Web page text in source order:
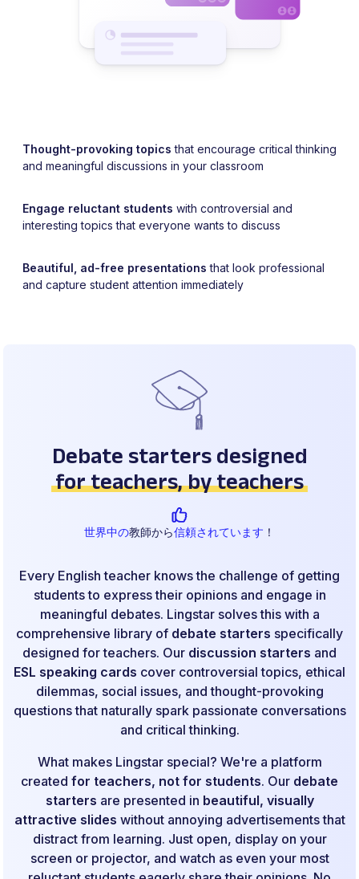
Thought-provoking topics that encourage critical thinking
and meaningful discussions in your classroom
Engage reluctant students with controversial and
interesting topics that everyone wants to discuss
Beautiful, ad-free presentations that look professional
and capture student attention immediately
Debate starters designed
for teachers, by teachers
世界中の教師から信頼されています ！
Every English teacher knows the challenge of getting
students to express their opinions and engage in
meaningful debates. Lingstar solves this with a
comprehensive library of debate starters specifically
designed for teachers. Our discussion starters and
ESL speaking cards cover controversial topics, ethical
dilemmas, social issues, and thought-provoking
questions that naturally spark passionate conversations
and critical thinking.
What makes Lingstar special? We're a platform
created for teachers, not for students. Our debate
starters are presented in beautiful, visually
attractive slides without annoying advertisements that
distract from learning. Just open, display on your
screen or projector, and watch as even your most